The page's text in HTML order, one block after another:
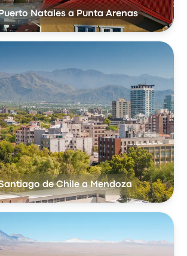
Natales a Punta Arenas
de Chile a Mendoza